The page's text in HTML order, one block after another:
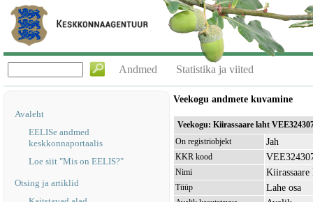
Andmed Statistika ja viited
Avaleht
EELISe andmed
keskkonnaportaalis
Loe siit "Mis on EELIS?"
Otsing ja artiklid
Veekogu andmete kuvamine
Veekogu: Kiirassaare laht
On registriobjekt
Jah
KKR kood
Nimi Kiirassaare
Tüüp Lahe osa